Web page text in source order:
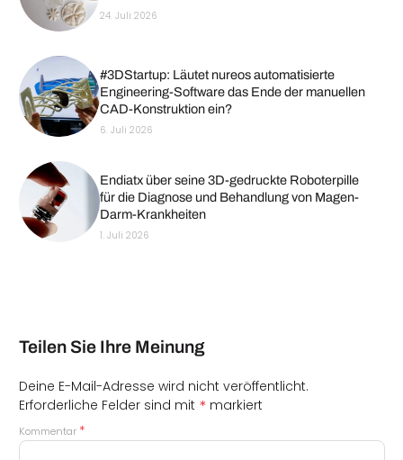
24. Juli 2026
#3DStartup: Läutet nureos automatisierte
Engineering-Software das Ende der manuellen
CAD-Konstruktion ein?
6. Juli 2026
Endiatx über seine 3D-gedruckte Roboterpille
für die Diagnose und Behandlung von Magen-
Darm-Krankheiten
1. Juli 2026
Teilen Sie Ihre Meinung
Deine E-Mail-Adresse wird nicht veröffentlicht.
Erforderliche Felder sind mit * markiert
Kommentar *